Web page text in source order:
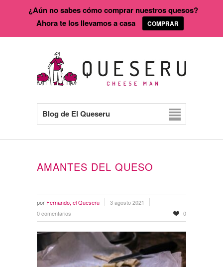
Blog de El Queseru
AMANTES DEL QUESO
por Fernando, el Queseru
3 agosto 2021
0 comentarios
0
¿Aún no sabes cómo comprar nuestros quesos?
Ahora te los llevamos a casa
COMPRAR